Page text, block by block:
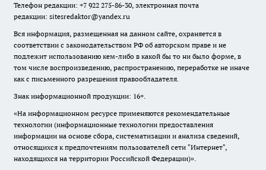
Телефон редакции: +7 922 275-86-30, электронная почта
редакции: sitesredaktor@yandex.ru
Вся информация, размещенная на данном сайте, охраняется в
соответствии с законодательством РФ об авторском праве и не
подлежит использованию кем-либо в какой бы то ни было форме, в
том числе воспроизведению, распространению, переработке не иначе
как с письменного разрешения правообладателя.
Знак информационной продукции: 16+.
«На информационном ресурсе применяются рекомендательные
технологии (информационные технологии предоставления
информации на основе сбора, систематизации и анализа сведений,
относящихся к предпочтениям пользователей сети "Интернет",
находящихся на территории Российской Федерации)».